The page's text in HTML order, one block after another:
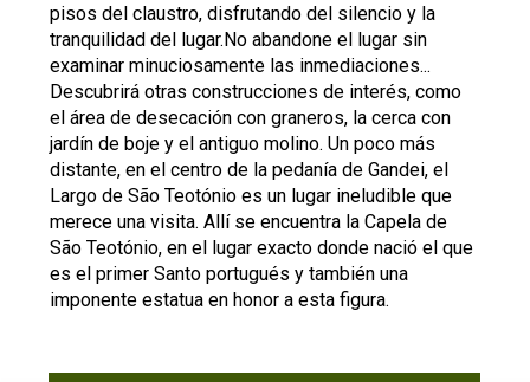
pisos del claustro, disfrutando del silencio y la
tranquilidad del lugar.No abandone el lugar sin
examinar minuciosamente las inmediaciones...
Descubrirá otras construcciones de interés, como
el área de desecación con graneros, la cerca con
jardín de boje y el antiguo molino. Un poco más
distante, en el centro de la pedanía de Gandei, el
Largo de São Teotónio es un lugar ineludible que
merece una visita. Allí se encuentra la Capela de
São Teotónio, en el lugar exacto donde nació el que
es el primer Santo portugués y también una
imponente estatua en honor a esta figura.